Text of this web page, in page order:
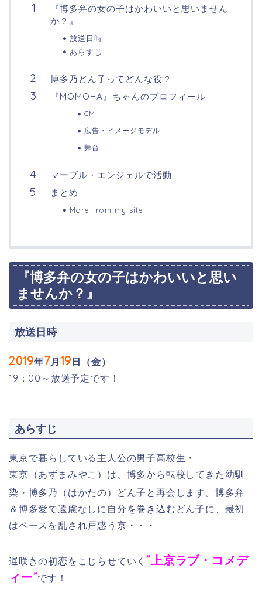
『博多弁の女の子はかわいいと思いません
か？』
放送日時
あらすじ
博多乃どん子ってどんな役？
『MOMOHA』ちゃんのプロフィール
CM
広告・イメージモデル
舞台
マーブル・エンジェルで活動
まとめ
More from my site
『博多弁の女の子はかわいいと思い
ませんか？』
放送日時
2019年7月 19 日（金）
19：00～放送予定です！
あらすじ
東京で暮らしている主人公の男子高校生・
東京 （あずまみやこ） は、博多から転校してきた幼馴
染・ 博多乃（はかたの）
どん子と再会します。博多弁
＆博多愛で遠慮なしに自分を巻き込むどん子に、最初
はペースを乱され戸惑う京・・・
遅咲きの初恋をこじらせていく”上京ラブ・コメデ
ィー”です！